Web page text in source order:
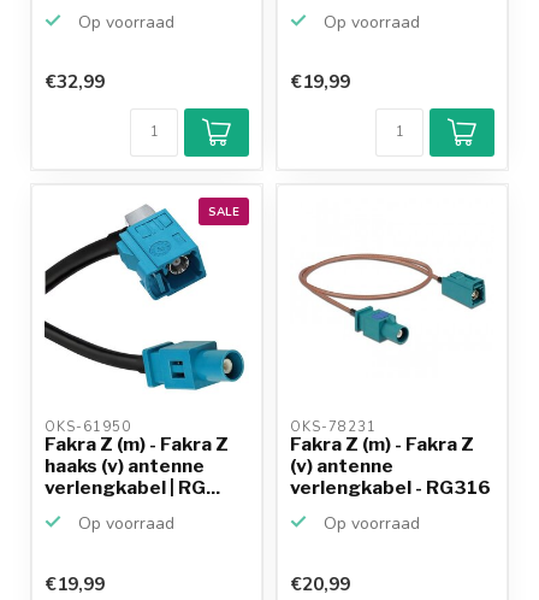
Op voorraad
€32,99
Op voorraad
€19,99
SALE
OKS-61950
Fakra Z (m) - Fakra Z
haaks (v) antenne
verlengkabel | RG...
Op voorraad
€19,99
OKS-78231
Fakra Z (m) - Fakra Z
(v) antenne
verlengkabel - RG316
Op voorraad
€20,99